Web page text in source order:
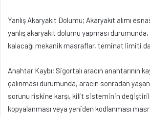
Yanlış Akaryakıt Dolumu; Akaryakıt alımı
yanlış akaryakıt dolumu yapması
kalacağı mekanik masraflar, teminat limiti
Anahtar Kaybı; Sigortalı aracın anahtarının
çalınması durumunda, aracın sonradan
sorunu riskine karşı, kilit sisteminin
kopyalanması veya yeniden kodlanması